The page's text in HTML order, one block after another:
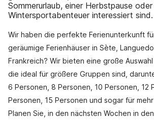
Sommerurlaub, einer Herbstpause oder
Wintersportabenteuer interessiert sind.
Wir haben die perfekte Ferienunterkunft
geräumige Ferienhäuser in Sète,
Frankreich? Wir bieten eine große
die ideal für größere Gruppen sind,
6 Personen, 8 Personen, 10 Personen, 12
Personen, 15 Personen und sogar für
Planen Sie, in den nächsten Wochen in